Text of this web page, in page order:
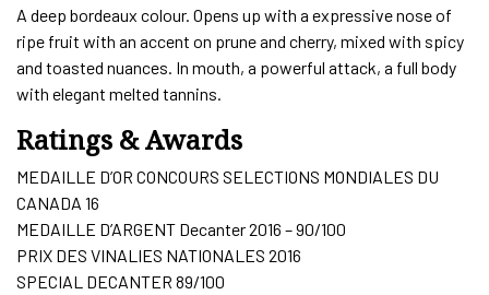
A deep bordeaux colour. Opens up with a expressive nose of
ripe fruit with an accent on prune and cherry, mixed with spicy
and toasted nuances. In mouth, a powerful attack, a full body
with elegant melted tannins.
Ratings & Awards
MEDAILLE D’OR CONCOURS SELECTIONS MONDIALES DU
CANADA 16
MEDAILLE D’ARGENT Decanter 2016 – 90/100
PRIX DES VINALIES NATIONALES 2016
SPECIAL DECANTER 89/100